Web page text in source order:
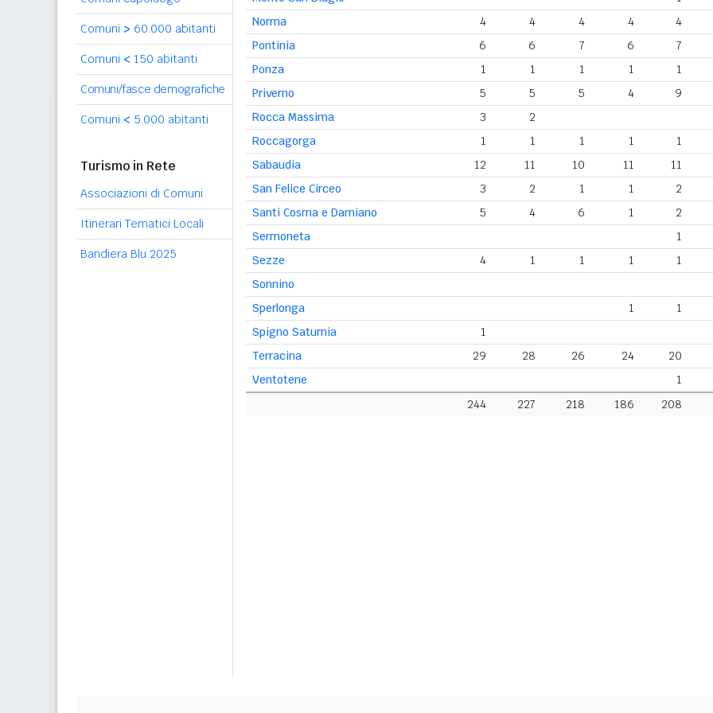
Comuni > 60.000 abitanti
Comuni < 150 abitanti
Comuni/fasce demografiche
Comuni < 5.000 abitanti
Turismo in Rete
Associazioni di Comuni
Itinerari Tematici Locali
Bandiera Blu 2025
Norma
4 4 4 4 4
Pontinia
6 6 7 6 7
Ponza
1 1 1 1 1
Priverno
5 5 5 4 9
Rocca Massima
3
2
Roccagorga
1 1 1 1 1
Sabaudia
12 11 10 11 11
San Felice Circeo
3 2 1 1 2
Santi Cosma e Damiano
5 4 6 1 2
Sermoneta
1
Sezze
4 1 1 1 1
Sonnino
Sperlonga
1
1
Spigno Saturnia
1
Terracina
29 28 26 24 20
Ventotene
1
244
227 218 186 208